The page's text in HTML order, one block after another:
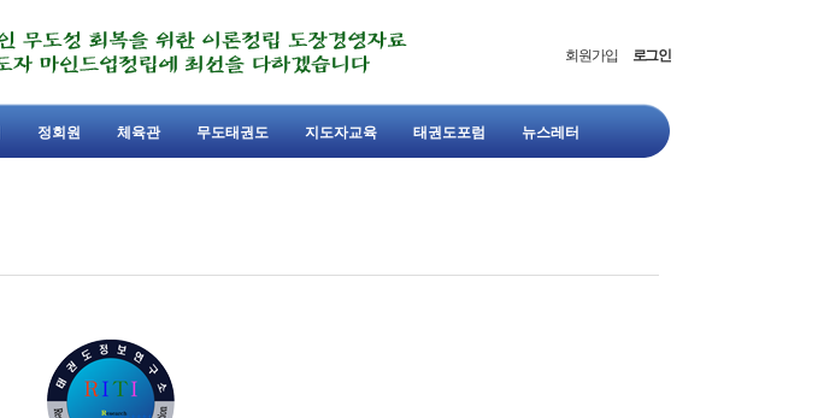
회원가입 로그인
정회원 체육관 무도태권도 지도자교육 태권도포럼 뉴스레터